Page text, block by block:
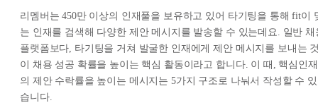
리멤버는 450만 이상의 인재풀을 보유하고 있어 타기팅을 통해 fit이
는 인재를 검색해 다양한 제안 메시지를 발송할 수 있는데요. 일반 채
플랫폼보다, 타기팅을 거쳐 발굴한 인재에게 제안 메시지를 보내는
이 채용 성공 확률을 높이는 핵심 활동이라고 합니다. 이 때, 핵심인재
의 제안 수락률을 높이는 메시지는 5가지 구조로 나눠서 작성할 수 있
습니다.